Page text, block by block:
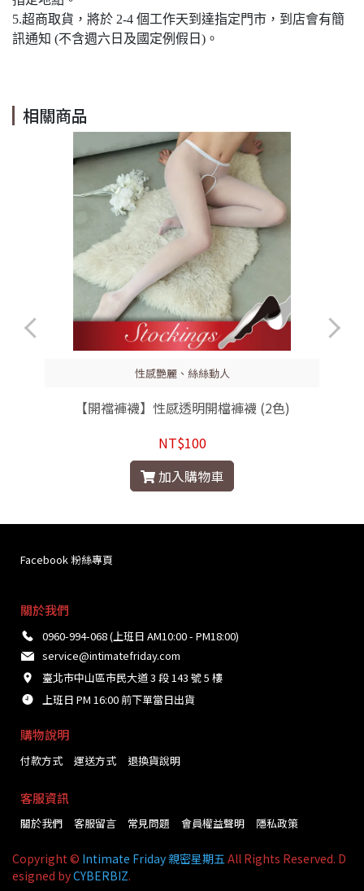
5.超商取貨，將於 2-4 個工作天到達指定門市，到店會有簡
訊通知 (不含週六日及國定例假日)。
相關商品
性感艷麗、絲絲動人
【開襠褲襪】性感透明開檔褲襪 (2色)
NT$100
加入購物車
關於我們
0960-994-068 (上班日 AM10:00 - PM18:00)
service@intimatefriday.com
臺北市中山區市民大道 3 段 143 號 5 樓
上班日 PM 16:00 前下單當日出貨
購物說明
付款方式 運送方式 退換貨說明
客服資訊
關於我們 客服留言 常見問題 會員權益聲明 隱私政策
Facebook 粉絲專頁
Copyright © Intimate Friday 親密星期五All Rights Reserved. D
esigned byCYBERBIZ.